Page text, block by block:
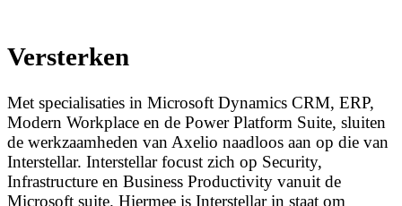
Versterken
Met specialisaties in Microsoft Dynamics CRM, ERP,
Modern Workplace en de Power Platform Suite, sluiten
de werkzaamheden van Axelio naadloos aan op die van
Interstellar. Interstellar focust zich op Security,
Infrastructure en Business Productivity vanuit de
Microsoft suite. Hiermee is Interstellar in staat om